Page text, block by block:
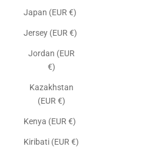
Japan (EUR €)
Jersey (EUR €)
Jordan (EUR
€)
Kazakhstan
(EUR €)
Kenya (EUR €)
Kiribati (EUR €)